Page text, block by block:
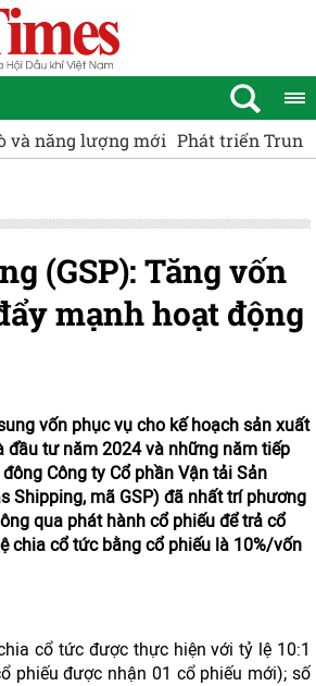
công nghiệp - dịch vụ năng lượng
(GSP): Tăng vốn
mạnh hoạt động
vốn phục vụ cho kế hoạch sản xuất
đầu tư năm 2024 và những năm tiếp
Công ty Cổ phần Vận tải Sản
Shipping, mã GSP) đã nhất trí phương
qua phát hành cổ phiếu để trả cổ
chia cổ tức bằng cổ phiếu là 10%/vốn
cổ tức được thực hiện với tỷ lệ 10:1
phiếu được nhận 01 cổ phiếu mới); số